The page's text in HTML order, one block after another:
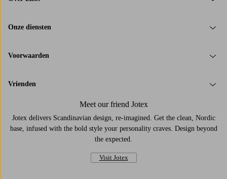
Onze diensten
Voorwaarden
Vrienden
Meet our friend Jotex
Jotex delivers Scandinavian design, re-imagined. Get the clean, Nordic
base, infused with the bold style your personality craves. Design beyond
the expected.
Visit Jotex